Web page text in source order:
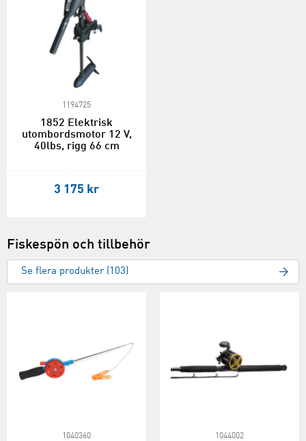
1194725
1852 Elektrisk
utombordsmotor 12 V,
40lbs, rigg 66 cm
3 175 kr
Fiskespön och tillbehör
Se flera produkter (103)
1040360 1044002